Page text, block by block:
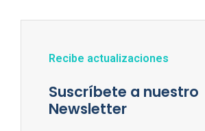
Recibe actualizaciones
Suscríbete a nuestro
Newsletter